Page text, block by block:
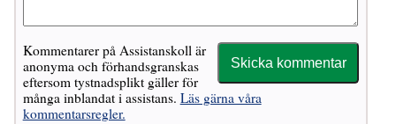
Kommentarer på Assistanskoll är
anonyma och förhandsgranskas
eftersom tystnadsplikt gäller för
många inblandat i assistans. Läs gärna våra
kommentarsregler.